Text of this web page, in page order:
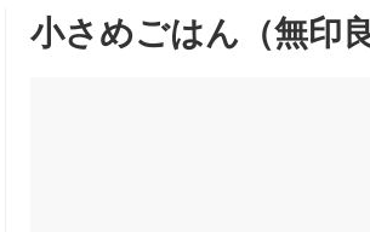
小さめごはん（無印良